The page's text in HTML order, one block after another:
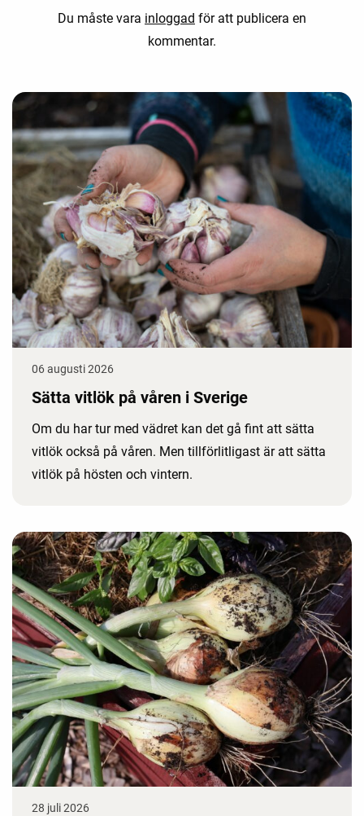
Du måste vara inloggad för att publicera en
kommentar.
06 augusti 2026
Sätta vitlök på våren i Sverige
Om du har tur med vädret kan det gå fint att sätta
vitlök också på våren. Men tillförlitligast är att sätta
vitlök på hösten och vintern.
28 juli 2026